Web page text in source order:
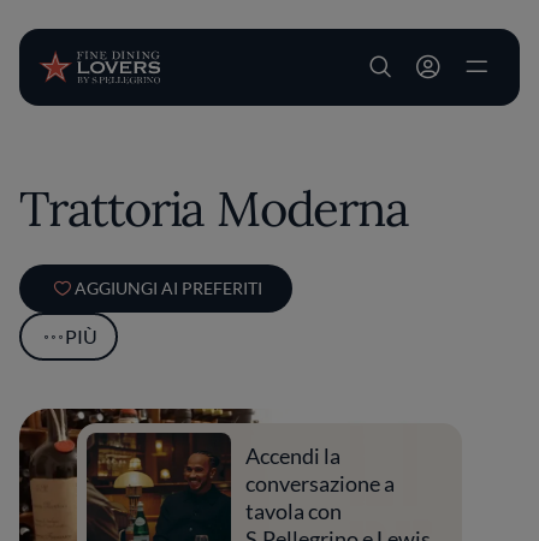
User account
Trattoria Moderna
AGGIUNGI AI PREFERITI
PIÙ
Accendi la
conversazione a
tavola con